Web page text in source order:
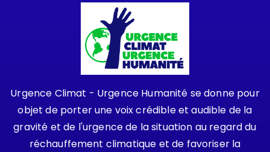
Urgence Climat - Urgence Humanité se donne pour
objet de porter une voix crédible et audible de la
gravité et de l'urgence de la situation au regard du
réchauffement climatique et de favoriser la